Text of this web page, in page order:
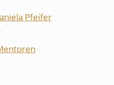
Pfeifer